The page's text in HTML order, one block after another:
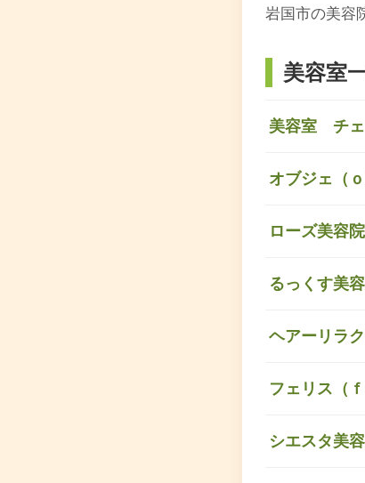
岩国市の美容
美容室
美容室 チェ
オブジェ（
ローズ美容院
るっくす美
ヘアーリラ
フェリス（
シエスタ美